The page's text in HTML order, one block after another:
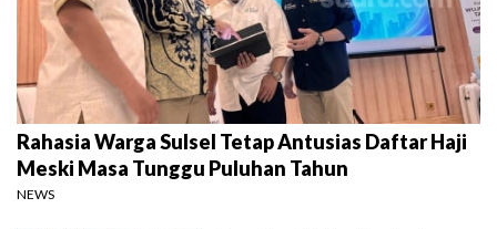
Rahasia Warga Sulsel Tetap Antusias Daftar Haji
Meski Masa Tunggu Puluhan Tahun
NEWS